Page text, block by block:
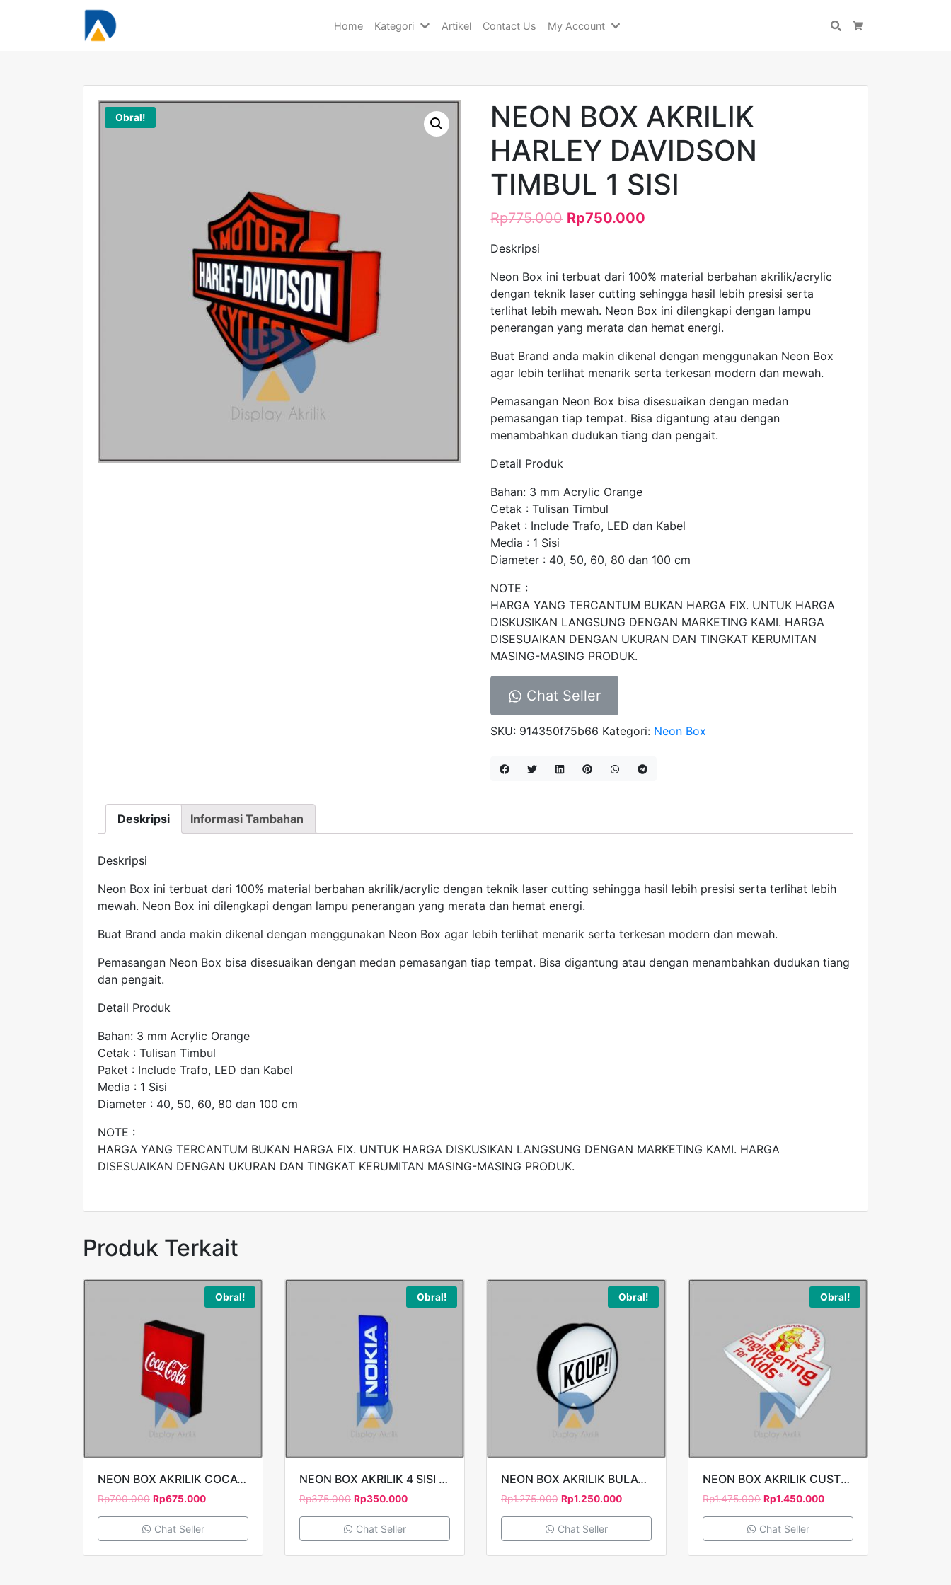
Home Kategori Artikel Contact Us My Account Search
Obral!
NEON BOX AKRILIK
HARLEY DAVIDSON
TIMBUL 1 SISI
Rp775.000 Rp750.000
Deskripsi
Neon Box ini terbuat dari 100% material berbahan akrilik/acrylic
dengan teknik laser cutting sehingga hasil lebih presisi serta
terlihat lebih mewah. Neon Box ini dilengkapi dengan lampu
penerangan yang merata dan hemat energi.
Buat Brand anda makin dikenal dengan menggunakan Neon Box
agar lebih terlihat menarik serta terkesan modern dan mewah.
Pemasangan Neon Box bisa disesuaikan dengan medan
pemasangan tiap tempat. Bisa digantung atau dengan
menambahkan dudukan tiang dan pengait.
Detail Produk
Bahan: 3 mm Acrylic Orange
Cetak : Tulisan Timbul
Paket : Include Trafo, LED dan Kabel
Media : 1 Sisi
Diameter : 40, 50, 60, 80 dan 100 cm
NOTE :
HARGA YANG TERCANTUM BUKAN HARGA FIX. UNTUK HARGA
DISKUSIKAN LANGSUNG DENGAN MARKETING KAMI. HARGA
DISESUAIKAN DENGAN UKURAN DAN TINGKAT KERUMITAN
MASING-MASING PRODUK.
Chat Seller
SKU: 914350f75b66 Kategori: Neon Box
Deskripsi Informasi Tambahan
Deskripsi
Neon Box ini terbuat dari 100% material berbahan akrilik/acrylic dengan teknik laser cutting sehingga hasil lebih presisi serta terlihat lebih
mewah. Neon Box ini dilengkapi dengan lampu penerangan yang merata dan hemat energi.
Buat Brand anda makin dikenal dengan menggunakan Neon Box agar lebih terlihat menarik serta terkesan modern dan mewah.
Pemasangan Neon Box bisa disesuaikan dengan medan pemasangan tiap tempat. Bisa digantung atau dengan menambahkan dudukan tiang
dan pengait.
Detail Produk
Bahan: 3 mm Acrylic Orange
Cetak : Tulisan Timbul
Paket : Include Trafo, LED dan Kabel
Media : 1 Sisi
Diameter : 40, 50, 60, 80 dan 100 cm
NOTE :
HARGA YANG TERCANTUM BUKAN HARGA FIX. UNTUK HARGA DISKUSIKAN LANGSUNG DENGAN MARKETING KAMI. HARGA
DISESUAIKAN DENGAN UKURAN DAN TINGKAT KERUMITAN MASING-MASING PRODUK.
Produk Terkait
Obral!
NEON BOX AKRILIK COCACOLA 1 SISI 40X40CM
Rp700.000 Rp675.000
Chat Seller
Obral!
NEON BOX AKRILIK 4 SISI 9x9x40CM TIMBUL STAND NOKIA
Rp375.000 Rp350.000
Chat Seller
Obral!
NEON BOX AKRILIK BULAT RANGKA BESI 1 SISI D60 CUSTTING STICKER KOUPI
Rp1.275.000 Rp1.250.000
Chat Seller
Obral!
NEON BOX AKRILIK CUSTOM P75CM ENGINEERING FOR KIDS
Rp1.475.000 Rp1.450.000
Chat Seller